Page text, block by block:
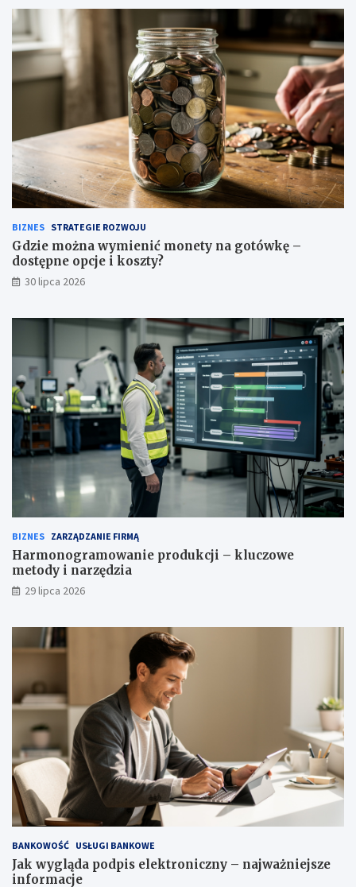
BIZNES STRATEGIE ROZWOJU
Gdzie można wymienić monety na gotówkę –
dostępne opcje i koszty?
30 lipca 2026
BIZNES ZARZĄDZANIE FIRMĄ
Harmonogramowanie produkcji – kluczowe
metody i narzędzia
29 lipca 2026
BANKOWOŚĆ USŁUGI BANKOWE
Jak wygląda podpis elektroniczny – najważniejsze
informacje